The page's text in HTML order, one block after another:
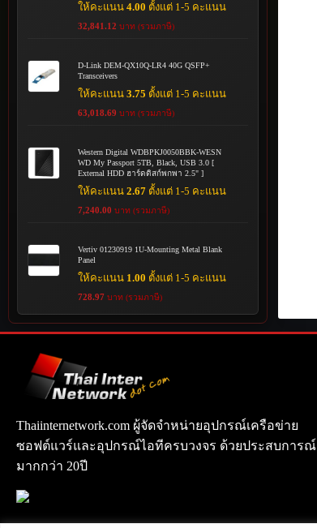
ให้คะแนน4.00 ตั้งแต่ 1-5 คะแนน
32,841.12 บาท (รวมภาษี)
D-Link DEM-QX10Q-LR4 40G QSFP+
Transceivers
ให้คะแนน3.75 ตั้งแต่ 1-5 คะแนน
63,018.69 บาท (รวมภาษี)
Western Digital WDBPKJ0050BBK-WESN
WD My Passport 5TB, Black, USB 3.0 [
External HDD ฮาร์ดดิสก์พกพา 2.5" ]
ให้คะแนน2.67 ตั้งแต่ 1-5 คะแนน
7,240.00 บาท (รวมภาษี)
Vertiv 01230919 1U-Mounting Metal Blank
Panel
ให้คะแนน 1.00 ตั้งแต่ 1-5 คะแนน
728.97 บาท (รวมภาษี)
Thaiinternetwork.com ผู้จัดจำหน่ายอุปกรณ์เครือข่าย
ซอฟต์แวร์และอุปกรณ์ไอทีครบวงจร ด้วยประสบการณ์
มากกว่า 20ปี